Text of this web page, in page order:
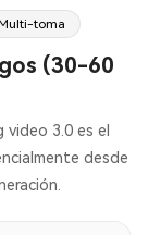
toma
(30-60
video 3.0 es el
desde